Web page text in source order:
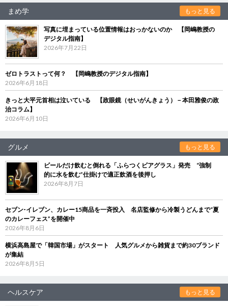
まめ学 もっと見る
写真に埋まっている位置情報はおっかないのか 【岡嶋教授の
デジタル指南】
2026年7月22日
ゼロトラストって何？ 【岡嶋教授のデジタル指南】
2026年6月18日
きっと大平元首相は泣いている 【政眼鏡（せいがんきょう）－本田雅俊の政
治コラム】
2026年6月10日
グルメ もっと見る
ビールだけ飲むと倒れる「ふらつくビアグラス」発売 “強制
的に水を飲む”仕掛けで適正飲酒を後押し
2026年8月7日
セブン‐イレブン、カレー15商品を一斉投入 名店監修から冷製うどんまで“夏
のカレーフェス”を開催中
2026年8月6日
横浜高島屋で「韓国市場」がスタート 人気グルメから雑貨まで約30ブランド
が集結
2026年8月5日
ヘルスケア もっと見る